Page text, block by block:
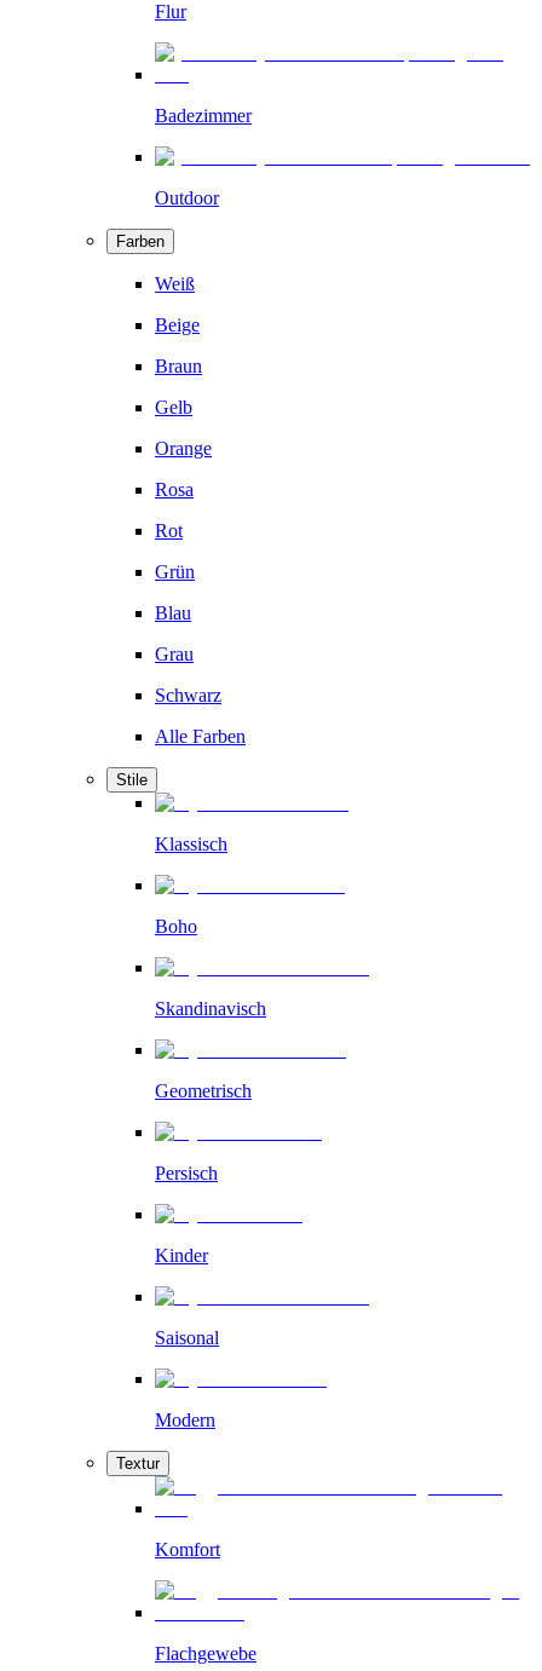
Flur
Badezimmer
Outdoor
Farben
Weiß
Beige
Braun
Gelb
Orange
Rosa
Rot
Grün
Blau
Grau
Schwarz
Alle Farben
Stile
Klassisch
Boho
Skandinavisch
Geometrisch
Persisch
Kinder
Saisonal
Modern
Textur
Komfort
Flachgewebe